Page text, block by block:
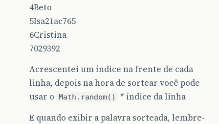
4Beto
5Isa21ac765
6Cristina
7029392
Acrescentei um índice na frente de cada
linha, depois na hora de sortear você pode
usar o
Math.random()
* índice da linha
E quando exibir a palavra sorteada, lembre-